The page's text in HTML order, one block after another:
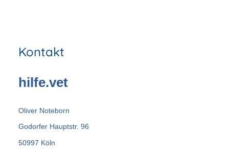
Kontakt
hilfe.vet
Oliver Noteborn
Godorfer Hauptstr. 96
50997 Köln